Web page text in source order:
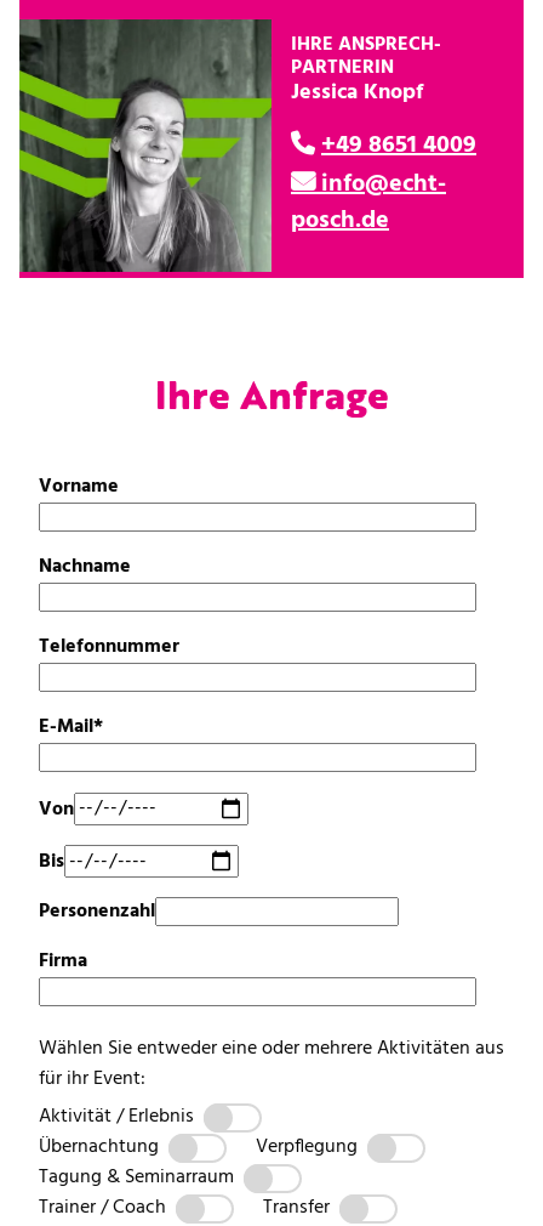
IHRE ANSPRECH­
PARTNERIN
Jessica Knopf
+49 8651 4009
info@echt-
posch.de
Ihre Anfrage
Vorname
Nachname
Telefonnummer
E-Mail*
Von
Bis
Personenzahl
Firma
Wählen Sie entweder eine oder mehrere Aktivitäten aus
für ihr Event:
Aktivität / Erlebnis
Übernachtung
Verpflegung
Tagung & Seminarraum
Trainer / Coach
Transfer
Bitte lassen Sie dieses Feld leer.